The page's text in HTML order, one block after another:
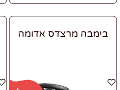
בימבה מרצדס אדומה